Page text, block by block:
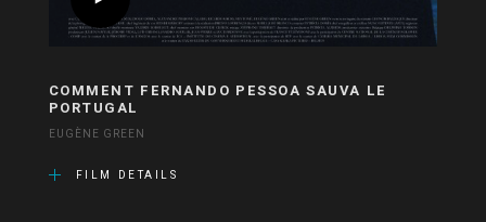
COMMENT FERNANDO PESSOA SAUVA LE
PORTUGAL
EUGÈNE GREEN
FILM DETAILS